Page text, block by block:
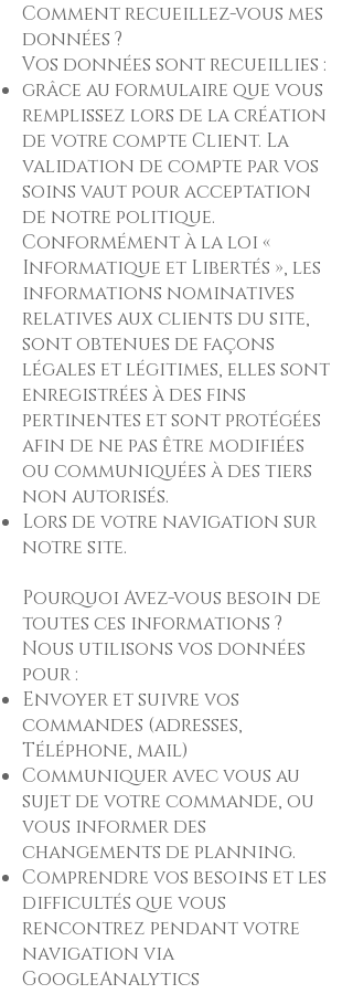
Comment recueillez-vous mes
données ?
Vos données sont recueillies :
grâce au formulaire que vous
remplissez lors de la création
de votre compte Client. La
validation de compte par vos
soins vaut pour acceptation
de notre politique.
Conformément à la loi «
Informatique et Libertés », les
informations nominatives
relatives aux clients du site,
sont obtenues de façons
légales et légitimes, elles sont
enregistrées à des fins
pertinentes et sont protégées
afin de ne pas être modifiées
ou communiquées à des tiers
non autorisés.
Lors de votre navigation sur
notre site.
Pourquoi Avez-vous besoin de
toutes ces informations ?
Nous utilisons vos données
pour :
Envoyer et suivre vos
commandes (adresses,
Téléphone, mail)
Communiquer avec vous au
sujet de votre commande, ou
vous informer des
changements de planning.
Comprendre vos besoins et les
difficultés que vous
rencontrez pendant votre
navigation via
GoogleAnalytics